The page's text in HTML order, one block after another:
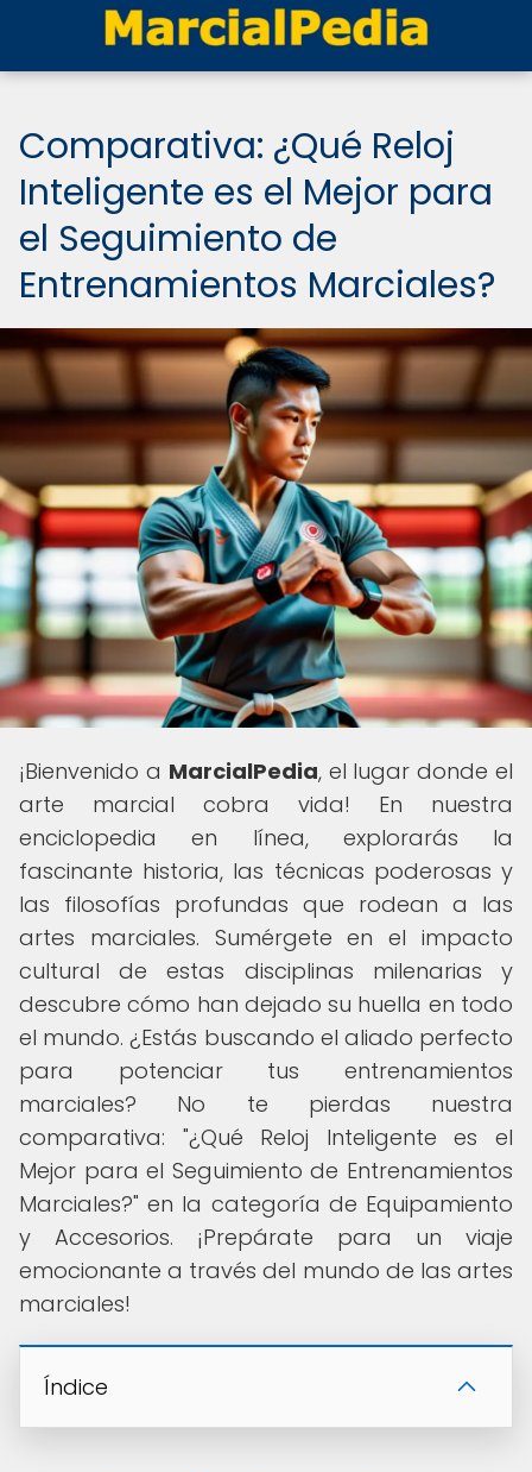
Comparativa: ¿Qué Reloj
Inteligente es el Mejor para
el Seguimiento de
Entrenamientos Marciales?
¡Bienvenido a MarcialPedia, el lugar donde el
arte marcial cobra vida! En nuestra
enciclopedia en línea, explorarás la
fascinante historia, las técnicas poderosas y
las filosofías profundas que rodean a las
artes marciales. Sumérgete en el impacto
cultural de estas disciplinas milenarias y
descubre cómo han dejado su huella en todo
el mundo. ¿Estás buscando el aliado perfecto
para potenciar tus entrenamientos
marciales? No te pierdas nuestra
comparativa: "¿Qué Reloj Inteligente es el
Mejor para el Seguimiento de Entrenamientos
Marciales?" en la categoría de Equipamiento
y Accesorios. ¡Prepárate para un viaje
emocionante a través del mundo de las artes
marciales!
Índice